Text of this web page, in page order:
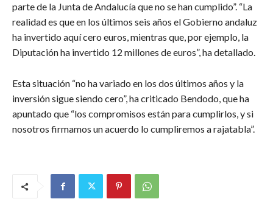
parte de la Junta de Andalucía que no se han cumplido”. “La
realidad es que en los últimos seis años el Gobierno andaluz
ha invertido aquí cero euros, mientras que, por ejemplo, la
Diputación ha invertido 12 millones de euros”, ha detallado.
Esta situación “no ha variado en los dos últimos años y la
inversión sigue siendo cero”, ha criticado Bendodo, que ha
apuntado que “los compromisos están para cumplirlos, y si
nosotros firmamos un acuerdo lo cumpliremos a rajatabla”.